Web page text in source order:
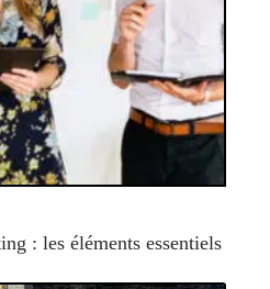
: les éléments essentiels